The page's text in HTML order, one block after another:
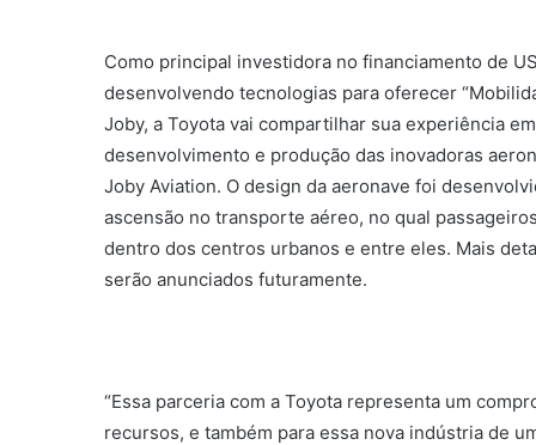
Como principal investidora no financiamento de
desenvolvendo tecnologias para oferecer
Joby, a Toyota vai compartilhar sua experiência
desenvolvimento e produção das inovadoras
Joby Aviation. O design da aeronave foi
ascensão no transporte aéreo, no qual
dentro dos centros urbanos e entre eles. Mais
serão anunciados futuramente.
“Essa parceria com a Toyota representa um
recursos, e também para essa nova indústria de